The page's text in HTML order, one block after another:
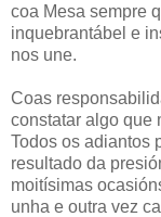
coa Mesa sempre
inquebrantábel e
nos une.
Coas
constatar algo que
Todos os adiantos
resultado da
moitísimas
unha e outra vez